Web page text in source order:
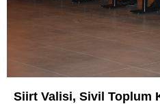
Siirt Valisi, Sivil Toplum